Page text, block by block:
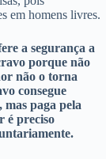
em homens livres.
a segurança a
porque não
não o torna
consegue
paga pela
é preciso